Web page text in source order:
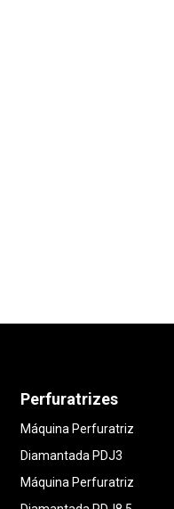
Perfuratrizes
Máquina Perfuratriz
Diamantada PDJ3
Máquina Perfuratriz